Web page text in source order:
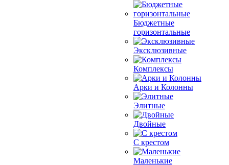
Бюджетные
горизонтальные
Эксклюзивные
Комплексы
Арки и Колонны
Элитные
Двойные
С крестом
Маленькие